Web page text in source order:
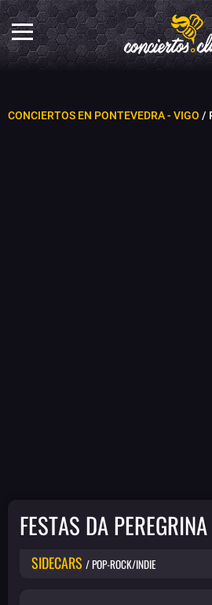
CONCIERTOS EN PONTEVEDRA - VIGO /
FESTAS DA PEREGRINA
SIDECARS / POP-ROCK/INDIE